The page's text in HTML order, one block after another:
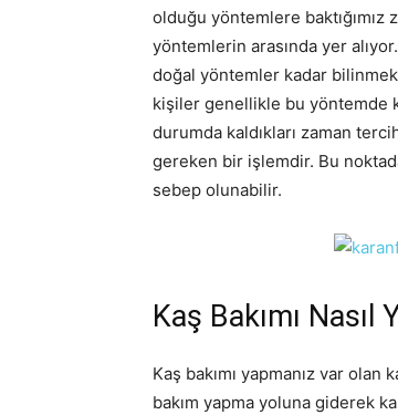
olduğu yöntemlere
yöntemlerin arasında yer
doğal yöntemler kadar
kişiler genellikle bu yöntemde
durumda kaldıkları zaman
gereken bir işlemdir. Bu
sebep olunabilir.
Kaş Bakımı Nasıl
Kaş bakımı yapmanız var olan
bakım yapma yoluna giderek